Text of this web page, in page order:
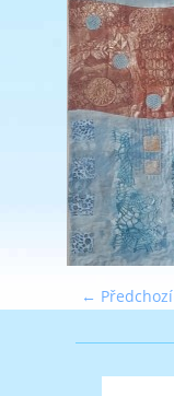
← Předchozí